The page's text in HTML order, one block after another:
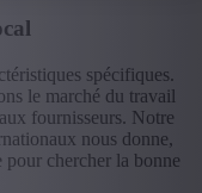
spécifiques.
le marché du travail
fournisseurs. Notre
nous donne,
pour chercher la bonne